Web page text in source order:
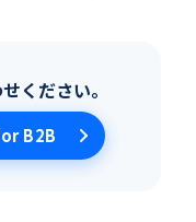
ください。
B2B